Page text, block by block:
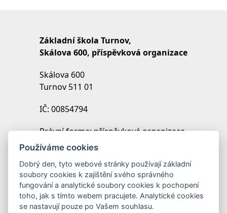
Základní škola Turnov,
Skálova 600, příspěvková organizace
Skálova 600
Turnov 511 01
IČ: 00854794
Právní forma: příspěvková organizace
IZO: 102454027
Zřizovatel: Město Turnov
Používáme cookies
Dobrý den, tyto webové stránky používají základní
soubory cookies k zajištění svého správného
fungování a analytické soubory cookies k pochopení
toho, jak s tímto webem pracujete. Analytické cookies
se nastavují pouze po Vašem souhlasu.